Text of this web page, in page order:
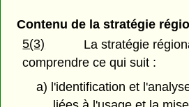
Contenu de la stratégie
5(3)
La stratégie
comprendre ce qui suit :
a) l'identification et